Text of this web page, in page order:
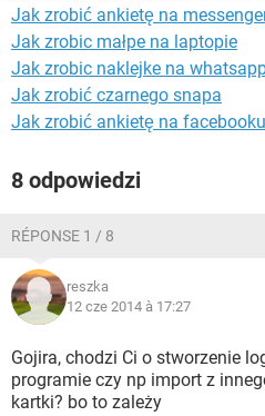
Jak zrobić ankietę na
Jak zrobic małpe na laptopie
Jak zrobic naklejke na
Jak zrobić czarnego snapa
Jak zrobić ankietę na facebooku
8 odpowiedzi
RÉPONSE 1 / 8
reszka
12 cze 2014 à 17:27
Gojira, chodzi Ci o stworzenie
programie czy np import z
kartki? bo to zależy